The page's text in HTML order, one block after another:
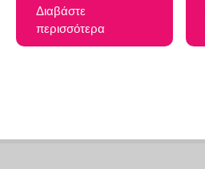
Διαβάστε
περισσότερα